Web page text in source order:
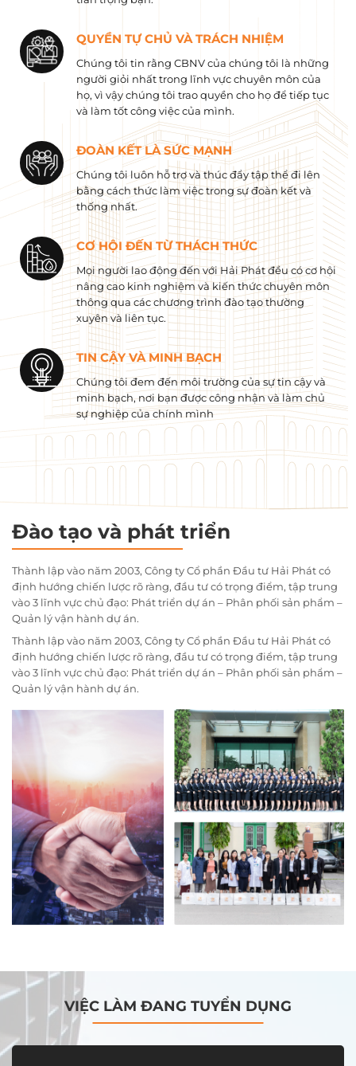
QUYỀN TỰ CHỦ VÀ TRÁCH NHIỆM
Chúng tôi tin rằng CBNV của chúng tôi là những
người giỏi nhất trong lĩnh vực chuyên môn của
họ, vì vậy chúng tôi trao quyền cho họ để tiếp tục
và làm tốt công việc của mình.
ĐOÀN KẾT LÀ SỨC MẠNH
Chúng tôi luôn hỗ trợ và thúc đẩy tập thể đi lên
bằng cách thức làm việc trong sự đoàn kết và
thống nhất.
CƠ HỘI ĐẾN TỪ THÁCH THỨC
Mọi người lao động đến với Hải Phát đều có cơ hội
nâng cao kinh nghiệm và kiến ​​thức chuyên môn
thông qua các chương trình đào tạo thường
xuyên và liên tục.
TIN CẬY VÀ MINH BẠCH
Chúng tôi đem đến môi trường của sự tin cậy và
minh bạch, nơi bạn được công nhận và làm chủ
sự nghiệp của chính mình
Đào tạo và phát triển
Thành lập vào năm 2003, Công ty Cổ phần Đầu tư Hải Phát có
định hướng chiến lược rõ ràng, đầu tư có trọng điểm, tập trung
vào 3 lĩnh vực chủ đạo: Phát triển dự án – Phân phối sản phẩm –
Quản lý vận hành dự án.
Thành lập vào năm 2003, Công ty Cổ phần Đầu tư Hải Phát có
định hướng chiến lược rõ ràng, đầu tư có trọng điểm, tập trung
vào 3 lĩnh vực chủ đạo: Phát triển dự án – Phân phối sản phẩm –
Quản lý vận hành dự án.
VIỆC LÀM ĐANG TUYỂN DỤNG